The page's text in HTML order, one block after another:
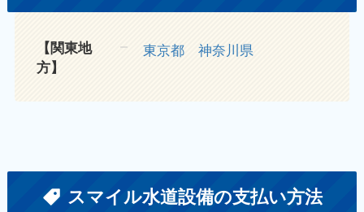
【関東地
方】
東京都 神奈川県
スマイル水道設備の支払い方法